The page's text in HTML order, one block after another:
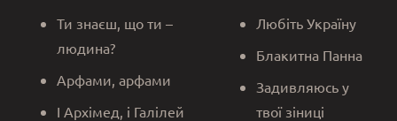
Ти знаєш, що ти –
людина?
Арфами, арфами
І Архімед, і Галілей
Любіть Україну
Блакитна Панна
Задивляюсь у
твої зіниці